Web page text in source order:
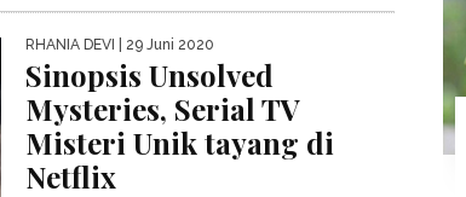
RHANIA DEVI | 29 Juni 2020
Sinopsis Unsolved
Mysteries, Serial TV
Misteri Unik tayang di
Netflix